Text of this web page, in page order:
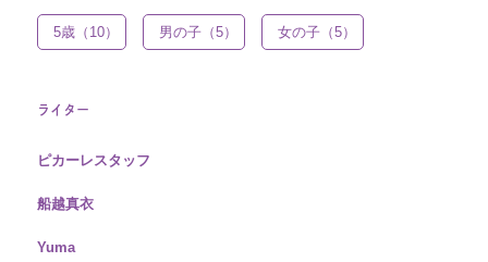
5歳（10） 男の子（5） 女の子（5）
ライター
ピカーレスタッフ
船越真衣
Yuma